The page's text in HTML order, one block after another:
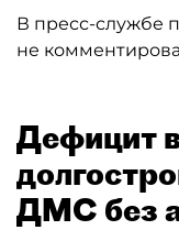
В пресс-службе
не
Дефицит
ДМС без